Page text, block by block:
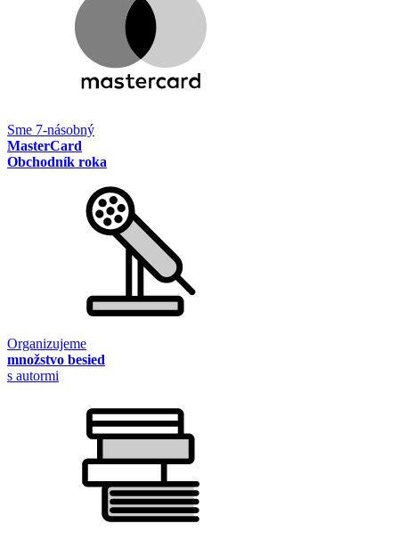
Sme 7-násobný
MasterCard
Obchodník roka
Organizujeme
množstvo besied
s autormi